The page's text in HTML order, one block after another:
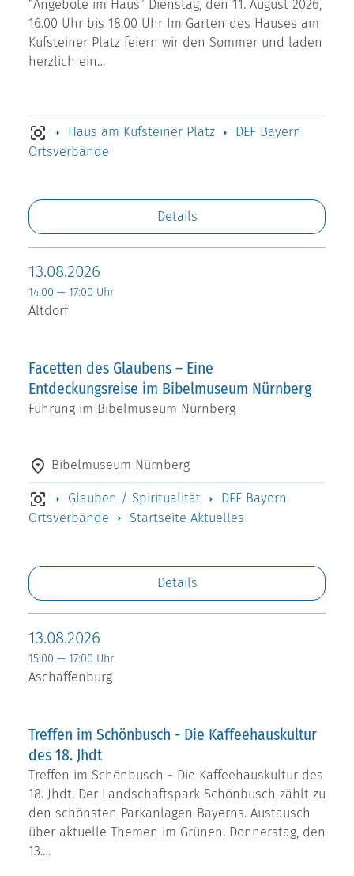
“Angebote im Haus” Dienstag, den 11. August 2026,
16.00 Uhr bis 18.00 Uhr Im Garten des Hauses am
Kufsteiner Platz feiern wir den Sommer und laden
herzlich ein…
Haus am Kufsteiner Platz
DEF Bayern
Ortsverbände
Details
13.08.2026
14:00 — 17:00 Uhr
Altdorf
Facetten des Glaubens – Eine
Entdeckungsreise im Bibelmuseum Nürnberg
Führung im Bibelmuseum Nürnberg
Bibelmuseum Nürnberg
Glauben / Spiritualität
DEF Bayern
Ortsverbände
Startseite Aktuelles
Details
13.08.2026
15:00 — 17:00 Uhr
Aschaffenburg
Treffen im Schönbusch - Die Kaffeehauskultur
des 18. Jhdt
Treffen im Schönbusch - Die Kaffeehauskultur des
18. Jhdt. Der Landschaftspark Schönbusch zählt zu
den schönsten Parkanlagen Bayerns. Austausch
über aktuelle Themen im Grünen. Donnerstag, den
13.…